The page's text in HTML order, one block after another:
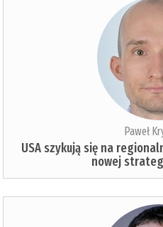
Paweł
USA szykują się na
nowej